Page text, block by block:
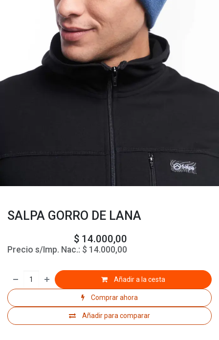
SALPA GORRO DE LANA
$ 14.000,00
Precio s/Imp. Nac.: $ 14.000,00
Añadir a la cesta
Comprar ahora
Añadir para comparar